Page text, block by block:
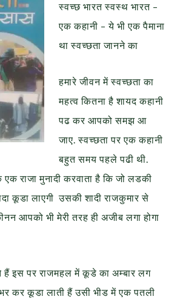
स्वच्छ भारत स्वस्थ भारत –
एक कहानी – ये भी एक पैमाना
था स्वच्छता जानने का
हमारे जीवन में स्वच्छता का
महत्व कितना है शायद कहानी
पढ कर आपको समझ आ
जाए. स्वच्छता पर एक कहानी
बहुत समय पहले पढी थी.
राजा मुनादी करवाता है कि जो लडकी
कूडा लाएगी उसकी शादी राजकुमार से
आपको भी मेरी तरह ही अजीब लगा होगा
हैं इस पर राजमहल में कूडे का अम्बार लग
कर कूडा लाती हैं उसी भीड में एक पतली